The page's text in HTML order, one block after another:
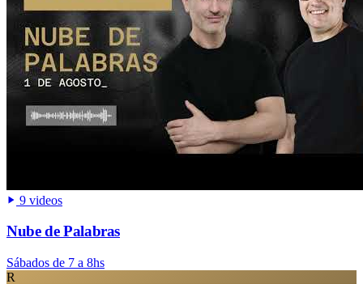
9 videos
Nube de Palabras
Sábados de 7 a 8hs
R